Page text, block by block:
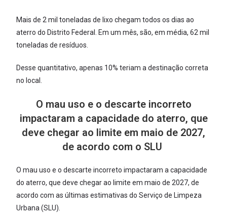
Mais de 2 mil toneladas de lixo chegam todos os dias ao
aterro do Distrito Federal. Em um mês, são, em média, 62 mil
toneladas de resíduos.
Desse quantitativo, apenas 10% teriam a destinação correta
no local.
O mau uso e o descarte incorreto
impactaram a capacidade do aterro, que
deve chegar ao limite em maio de 2027,
de acordo com o SLU
O mau uso e o descarte incorreto impactaram a capacidade
do aterro, que deve chegar ao limite em maio de 2027, de
acordo com as últimas estimativas do Serviço de Limpeza
Urbana (SLU).